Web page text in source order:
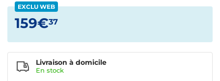
EXCLU WEB
159€37
Livraison à domicile
En stock